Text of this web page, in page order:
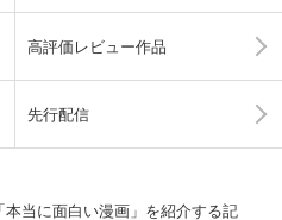
高評価レビュー作品
先行配信
当に面白い漫画」を紹介する記